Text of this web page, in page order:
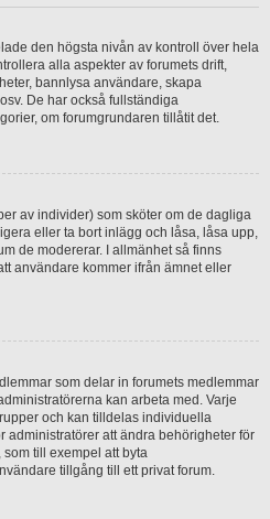
den högsta nivån av kontroll över hela
alla aspekter av forumets drift,
bannlysa användare, skapa
De har också fullständiga
om forumgrundaren tillåtit det.
av individer) som sköter om de dagliga
eller ta bort inlägg och låsa, låsa upp,
de modererar. I allmänhet så finns
användare kommer ifrån ämnet eller
som delar in forumets medlemmar
kan arbeta med. Varje
och kan tilldelas individuella
administratörer att ändra behörigheter för
till exempel att byta
tillgång till ett privat forum.